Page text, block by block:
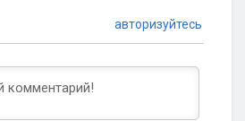
авторизуйтесь